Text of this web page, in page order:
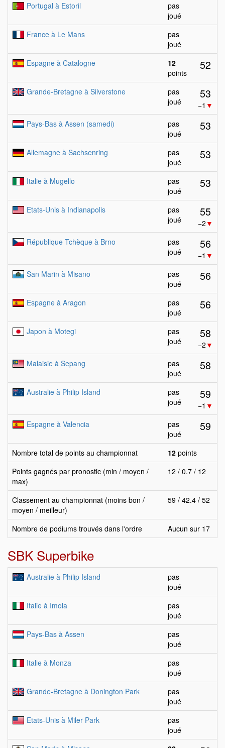
Portugal à Estoril
pas
joué
France à Le Mans
pas
joué
Espagne à Catalogne
12
points
52
Grande-Bretagne à Silverstone
pas
joué
53
−1 ▼
Pays-Bas à Assen (samedi)
pas
joué
53
Allemagne à Sachsenring
pas
joué
53
Italie à Mugello
pas
joué
53
Etats-Unis à Indianapolis
pas
joué
55
−2 ▼
République Tchèque à Brno
pas
joué
56
−1 ▼
San Marin à Misano
pas
joué
56
Espagne à Aragon
pas
joué
56
Japon à Motegi
pas
joué
58
−2 ▼
Malaisie à Sepang
pas
joué
58
Australie à Philip Island
pas
joué
59
−1 ▼
Espagne à Valencia
pas
joué
59
Nombre total de points au championnat 12 points
Points gagnés par pronostic (min / moyen /
max)
12 / 0.7 / 12
Classement au championnat (moins bon /
moyen / meilleur)
59 / 42.4 / 52
Nombre de podiums trouvés dans l'ordre Aucun sur 17
SBK Superbike
Australie à Philip Island
pas
joué
Italie à Imola
pas
joué
Pays-Bas à Assen
pas
joué
Italie à Monza
pas
joué
Grande-Bretagne à Donington Park
pas
joué
Etats-Unis à Miler Park
pas
joué